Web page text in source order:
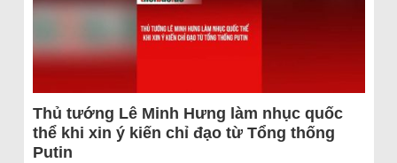
Thủ tướng Lê Minh Hưng làm nhục quốc
thể khi xin ý kiến chỉ đạo từ Tổng thống
Putin